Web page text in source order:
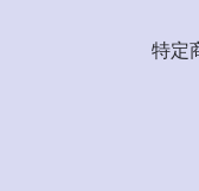
特定